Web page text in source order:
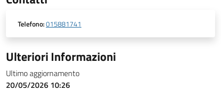
Telefono:015881741
Ulteriori Informazioni
Ultimo aggiornamento
20/05/2026 10:26